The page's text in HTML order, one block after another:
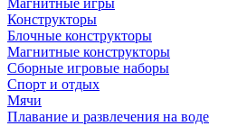
Магнитные игры
Конструкторы
Блочные конструкторы
Магнитные конструкторы
Сборные игровые наборы
Спорт и отдых
Мячи
Плавание и развлечения на воде